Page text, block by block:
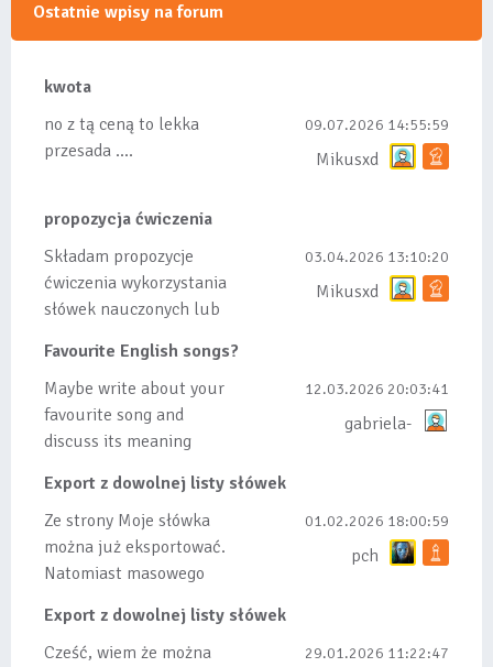
Ostatnie wpisy na forum
kwota
no z tą ceną to lekka
przesada ....
09.07.2026 14:55:59
Mikusxd
propozycja ćwiczenia
Składam propozycje
ćwiczenia wykorzystania
słówek nauczonych lub
tez ze wszys...
03.04.2026 13:10:20
Mikusxd
Favourite English songs?
Maybe write about your
favourite song and
discuss its meaning
12.03.2026 20:03:41
gabriela-
Export z dowolnej listy słówek
Ze strony Moje słówka
można już eksportować.
Natomiast masowego
bo wiąże się...
01.02.2026 18:00:59
pch
Export z dowolnej listy słówek
Cześć, wiem że można
29.01.2026 11:22:47